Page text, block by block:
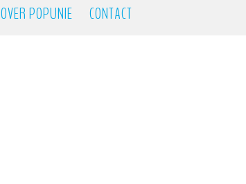
OVER POPUNIE CONTACT